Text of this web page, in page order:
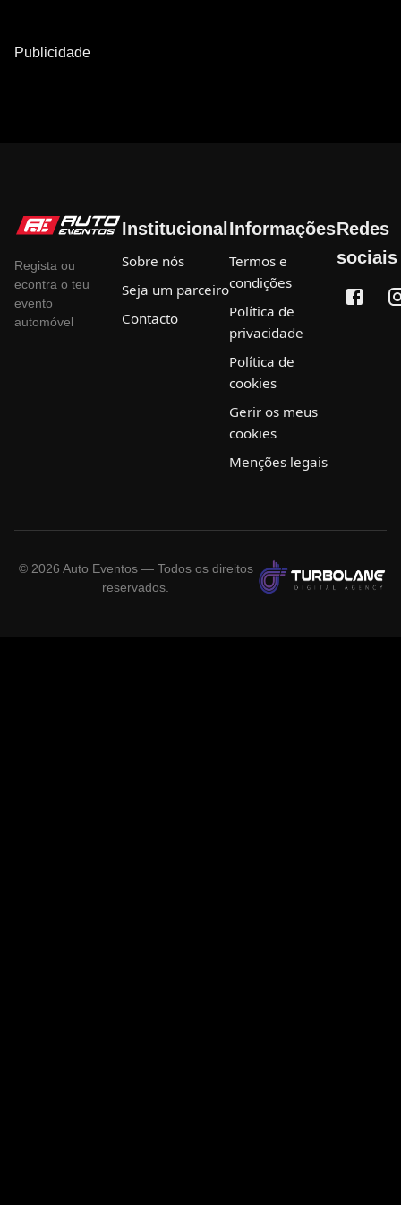
Publicidade
Regista ou
econtra o teu
evento
automóvel
Institucional
Sobre nós
Seja um parceiro
Contacto
Informações
Termos e
condições
Política de
privacidade
Política de
cookies
Gerir os meus
cookies
Menções legais
Redes
sociais
© 2026 Auto Eventos — Todos os direitos
reservados.